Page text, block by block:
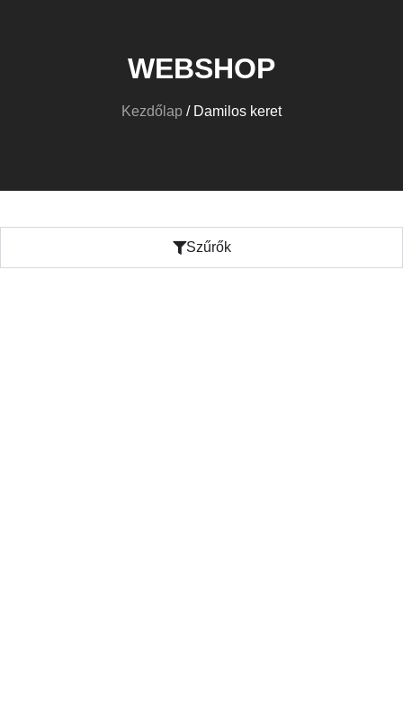
WEBSHOP
Kezdőlap / Damilos keret
Szűrők